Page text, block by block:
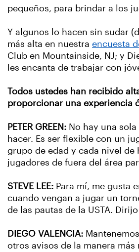
pequeños, para brindar a los
Y algunos lo hacen sin sudar
más alta en nuestra encuesta
Club en Mountainside, NJ; y
les encanta de trabajar con
Todos ustedes han recibido
proporcionar una experiencia
PETER GREEN: No hay una
hacer. Es ser flexible con un
grupo de edad y cada nivel
jugadores de fuera del área
STEVE LEE: Para mí, me gusta
cuando vengan a jugar un
de las pautas de la USTA.
DIEGO VALENCIA:
otros avisos de la manera